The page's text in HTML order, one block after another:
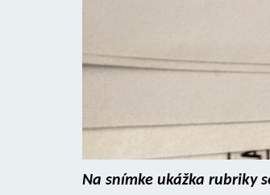
Na snímke ukážka rubriky